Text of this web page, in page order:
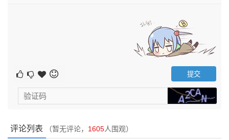
向上进行拍摄的，对焦点对准了树干，背景自动虚化了。拍
评论列表 （暂无评论， 1605人围观）